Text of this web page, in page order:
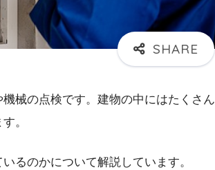
械の点検です。建物の中にはたくさん
。
るのかについて解説しています。